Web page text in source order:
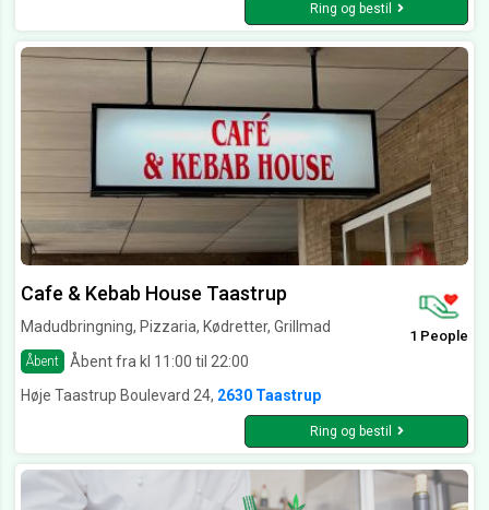
Ring og bestil
Cafe & Kebab House Taastrup
Madudbringning, Pizzaria, Kødretter, Grillmad
Åbent Åbent fra kl 11:00 til 22:00
1 People
Høje Taastrup Boulevard 24, 2630 Taastrup
Ring og bestil